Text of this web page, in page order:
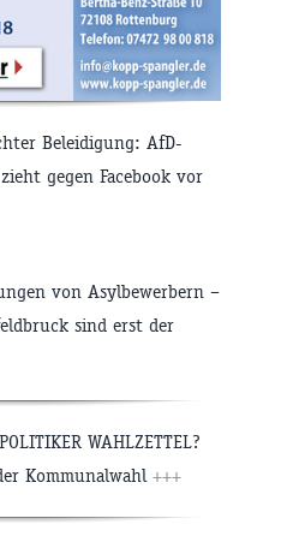
Beleidigung: AfD-
gegen Facebook vor
von Asylbewerbern –
sind erst der
WAHLZETTEL?
Kommunalwahl +++